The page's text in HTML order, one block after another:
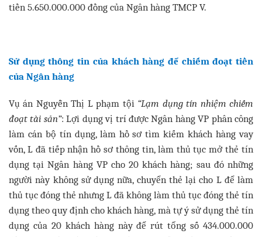
tiền 5.650.000.000 đồng của Ngân hàng TMCP V.
Sử dụng thông tin của khách hàng để chiếm đoạt tiền
của Ngân hàng
Vụ án Nguyễn Thị L phạm tội “Lạm dụng tín nhiệm chiếm
đoạt tài sản”: Lợi dụng vị trí được Ngân hàng VP phân công
làm cán bộ tín dụng, làm hồ sơ tìm kiếm khách hàng vay
vốn, L đã tiếp nhận hồ sơ thông tin, làm thủ tục mở thẻ tín
dụng tại Ngân hàng VP cho 20 khách hàng; sau đó những
người này không sử dụng nữa, chuyển thẻ lại cho L để làm
thủ tục đóng thẻ nhưng L đã không làm thủ tục đóng thẻ tín
dụng theo quy định cho khách hàng, mà tự ý sử dụng thẻ tín
dụng của 20 khách hàng này để rút tổng số 434.000.000